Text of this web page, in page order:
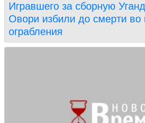
Игравшего за сборную
Овори избили до смерти во
ограбления